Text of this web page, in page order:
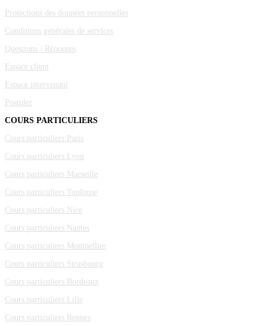
Protections des données personnelles
Conditions générales de services
Questions / Réponses
Espace client
Espace intervenant
Postuler
COURS PARTICULIERS
Cours particuliers Paris
Cours particuliers Lyon
Cours particuliers Marseille
Cours particuliers Toulouse
Cours particuliers Nice
Cours particuliers Nantes
Cours particuliers Montpellier
Cours particuliers Strasbourg
Cours particuliers Bordeaux
Cours particuliers Lille
Cours particuliers Rennes